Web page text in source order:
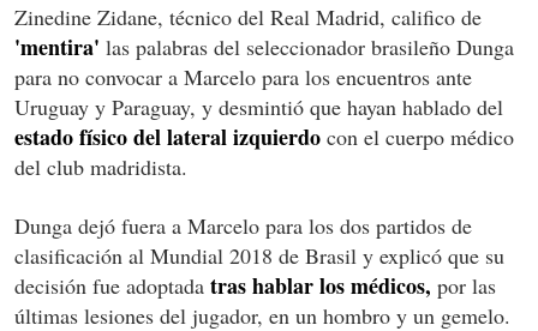
Zinedine Zidane, técnico del Real Madrid, califico de
'mentira' las palabras del seleccionador brasileño Dunga
para no convocar a Marcelo para los encuentros ante
Uruguay y Paraguay, y desmintió que hayan hablado del
estado físico del lateral izquierdo con el cuerpo médico
del club madridista.
Dunga dejó fuera a Marcelo para los dos partidos de
clasificación al Mundial 2018 de Brasil y explicó que su
decisión fue adoptada tras hablar los médicos, por las
últimas lesiones del jugador, en un hombro y un gemelo.